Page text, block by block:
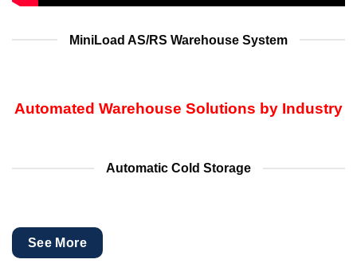
MiniLoad AS/RS Warehouse System
Automated Warehouse Solutions by Industry
Automatic Cold Storage
See More